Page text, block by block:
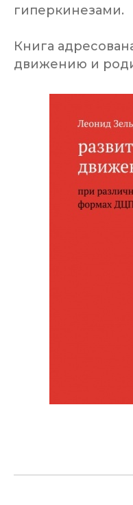
гиперкинезами.
Книга
движению и